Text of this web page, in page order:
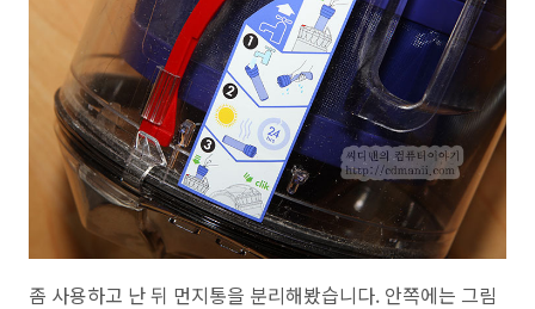
좀 사용하고 난 뒤 먼지통을 분리해봤습니다. 안쪽에는 그림